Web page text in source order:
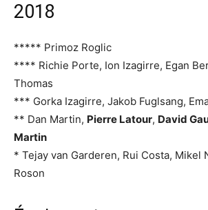
2018
***** Primoz Roglic
**** Richie Porte, Ion Izagirre, Egan
Thomas
*** Gorka Izagirre, Jakob Fuglsang,
** Dan Martin, Pierre Latour, David
Martin
* Tejay van Garderen, Rui Costa, Mikel
Roson